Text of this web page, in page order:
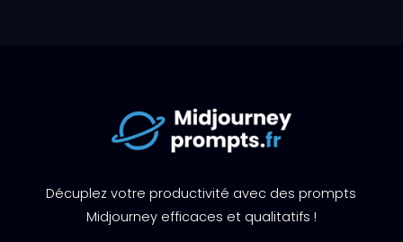
Décuplez votre productivité avec des prompts
Midjourney efficaces et qualitatifs !